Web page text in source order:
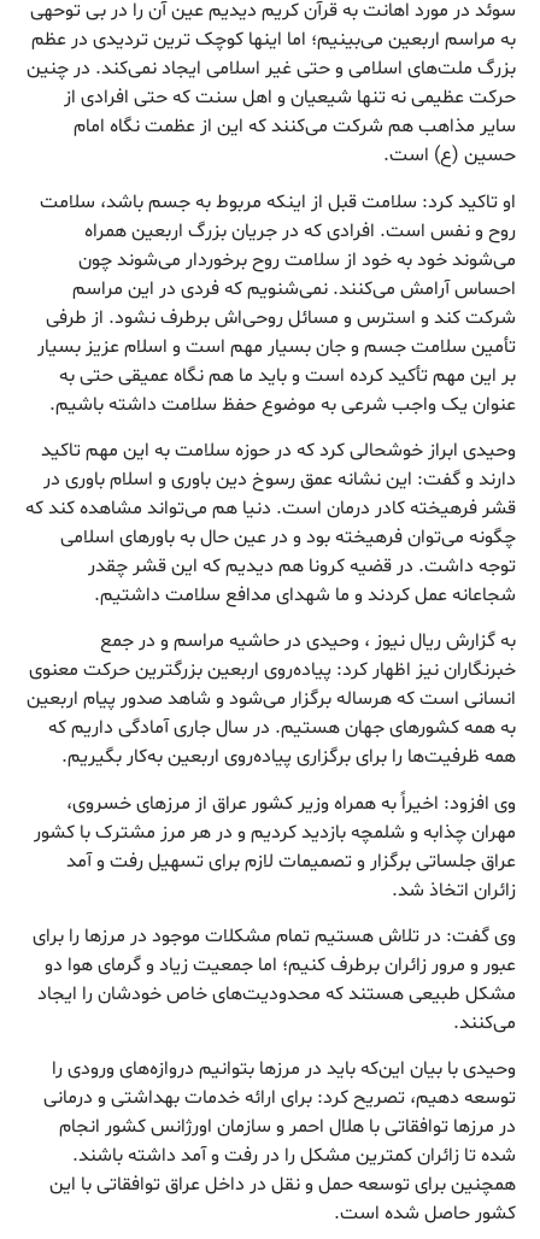
سوئد در مورد اهانت به قرآن کریم دیدیم عین آن را در بی توحهی
به مراسم اربعین می‌بینیم؛ اما اینها کوچک ترین تردیدی در عظم
بزرگ ملت‌های اسلامی و حتی غیر اسلامی ایجاد نمی‌کند. در چنین
حرکت عظیمی نه تنها شیعیان و اهل سنت که حتی افرادی از
سایر مذاهب هم شرکت می‌کنند که این از عظمت نگاه امام
حسین (ع) است.
او تاکید کرد: سلامت قبل از اینکه مربوط به جسم باشد، سلامت
روح و نفس است. افرادی که در جریان بزرگ اربعین همراه
می‌شوند خود به خود از سلامت روح برخوردار می‌شوند چون
احساس آرامش می‌کنند. نمی‌شنویم که فردی در این مراسم
شرکت کند و استرس و مسائل روحی‌اش برطرف نشود. از طرفی
تأمین سلامت جسم و جان بسیار مهم است و اسلام عزیز بسیار
بر این مهم تأکید کرده است و باید ما هم نگاه عمیقی حتی به
عنوان یک واجب شرعی به موضوع حفظ سلامت داشته باشیم.
وحیدی ابراز خوشحالی کرد که در حوزه سلامت به این مهم تاکید
دارند و گفت: این نشانه عمق رسوخ دین باوری و اسلام باوری در
قشر فرهیخته کادر درمان است. دنیا هم می‌تواند مشاهده کند که
چگونه می‌توان فرهیخته بود و در عین حال به باورهای اسلامی
توجه داشت. در قضیه کرونا هم دیدیم که این قشر چقدر
شجاعانه عمل کردند و ما شهدای مدافع سلامت داشتیم.
به گزارش ریال نیوز ، وحیدی در حاشیه مراسم و در جمع
خبرنگاران نیز اظهار کرد: پیاده‌روی اربعین بزرگترین حرکت معنوی
انسانی است که هرساله برگزار می‌شود و شاهد صدور پیام اربعین
به همه کشورهای جهان هستیم. در سال جاری آمادگی داریم که
همه ظرفیت‌ها را برای برگزاری پیاده‌روی اربعین به‌کار بگیریم.
وی افزود: اخیراً به همراه وزیر کشور عراق از مرزهای خسروی،
مهران چذابه و شلمچه بازدید کردیم و در هر مرز مشترک با کشور
عراق جلساتی برگزار و تصمیمات لازم برای تسهیل رفت و آمد
زائران اتخاذ شد.
وی گفت: در تلاش هستیم تمام مشکلات موجود در مرزها را برای
عبور و مرور زائران برطرف کنیم؛ اما جمعیت زیاد و گرمای هوا دو
مشکل طبیعی هستند که محدودیت‌های خاص خودشان را ایجاد
می‌کنند.
وحیدی با بیان این‌که باید در مرزها بتوانیم دروازه‌های ورودی را
توسعه دهیم، تصریح کرد: برای ارائه خدمات بهداشتی و درمانی
در مرزها توافقاتی با هلال احمر و سازمان اورژانس کشور انجام
شده تا زائران کمترین مشکل را در رفت و آمد داشته باشند.
همچنین برای توسعه حمل و نقل در داخل عراق توافقاتی با این
کشور حاصل شده است.